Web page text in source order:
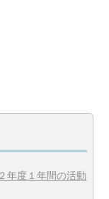
年度１年間の活動